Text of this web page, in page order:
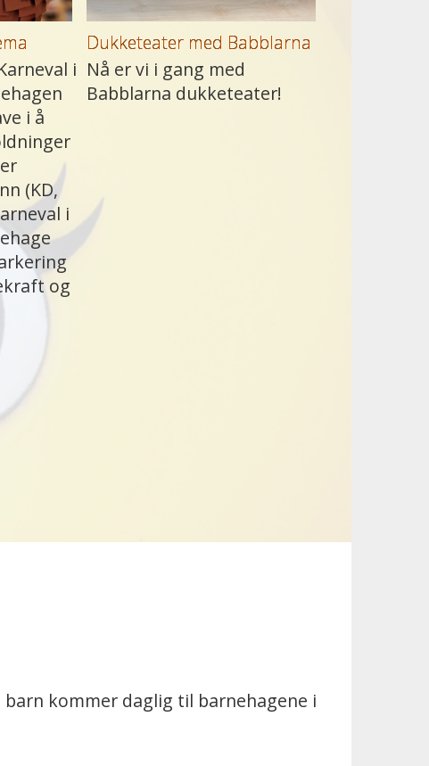
i
i å
(KD,
i
og
Dukketeater med Babblarna
Nå er vi i gang med
Babblarna dukketeater!
kommer daglig til barnehagene i